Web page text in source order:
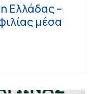
Ελλάδας –
μέσα